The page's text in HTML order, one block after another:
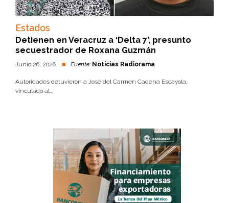
Estados
Detienen en Veracruz a ‘Delta 7’, presunto
secuestrador de Roxana Guzmán
Junio 26, 2026 Fuente: Noticias Radiorama
Autoridades detuvieron a José del Carmen Cadena Escayola,
vinculado al...